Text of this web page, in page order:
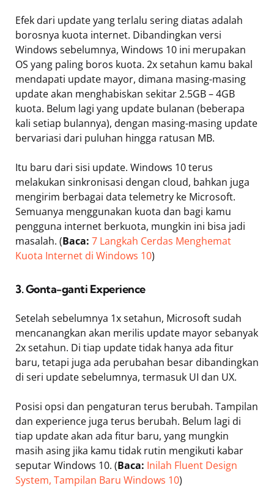
Efek dari update yang terlalu sering diatas adalah
borosnya kuota internet. Dibandingkan versi
Windows sebelumnya, Windows 10 ini merupakan
OS yang paling boros kuota. 2x setahun kamu bakal
mendapati update mayor, dimana masing-masing
update akan menghabiskan sekitar 2.5GB – 4GB
kuota. Belum lagi yang update bulanan (beberapa
kali setiap bulannya), dengan masing-masing update
bervariasi dari puluhan hingga ratusan MB.
Itu baru dari sisi update. Windows 10 terus
melakukan sinkronisasi dengan cloud, bahkan juga
mengirim berbagai data telemetry ke Microsoft.
Semuanya menggunakan kuota dan bagi kamu
pengguna internet berkuota, mungkin ini bisa jadi
masalah. (Baca: 7 Langkah Cerdas Menghemat
Kuota Internet di Windows 10)
3. Gonta-ganti Experience
Setelah sebelumnya 1x setahun, Microsoft sudah
mencanangkan akan merilis update mayor sebanyak
2x setahun. Di tiap update tidak hanya ada fitur
baru, tetapi juga ada perubahan besar dibandingkan
di seri update sebelumnya, termasuk UI dan UX.
Posisi opsi dan pengaturan terus berubah. Tampilan
dan experience juga terus berubah. Belum lagi di
tiap update akan ada fitur baru, yang mungkin
masih asing jika kamu tidak rutin mengikuti kabar
seputar Windows 10. (Baca: Inilah Fluent Design
System, Tampilan Baru Windows 10)